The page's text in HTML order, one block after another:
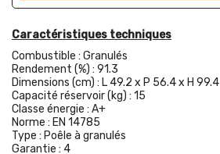
Caractéristiques techniques
Combustible : Granulés
Rendement (%) : 91.3
Dimensions (cm) : L 49.2 x P 56.4 x H 99.4
Capacité réservoir (kg) : 15
Classe énergie : A+
Norme : EN 14785
Type : Poêle à granulés
Garantie : 4